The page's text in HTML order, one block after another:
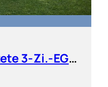
Lichtdurchflutete 3-Zi.-EG-Wohnung mit Terrasse und Gartenanteil